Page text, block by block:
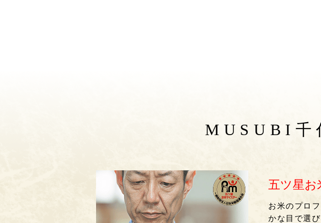
MUSUBI千
五ツ星お
お米のプロ
かな目で選